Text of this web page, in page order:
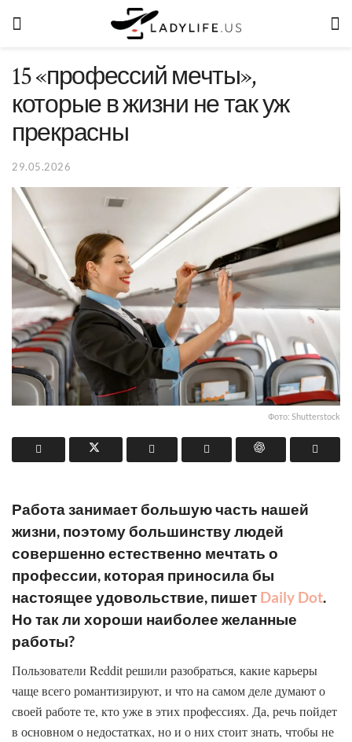
15 «профессий мечты»,
которые в жизни не так уж
прекрасны
29.05.2026
Фото: Shutterstock
Работа занимает большую часть нашей
жизни, поэтому большинству людей
совершенно естественно мечтать о
профессии, которая приносила бы
настоящее удовольствие, пишет Daily Dot.
Но так ли хороши наиболее желанные
работы?
Пользователи Reddit решили разобраться, какие карьеры
чаще всего романтизируют, и что на самом деле думают о
своей работе те, кто уже в этих профессиях. Да, речь пойдет
в основном о недостатках, но и о них стоит знать, чтобы не